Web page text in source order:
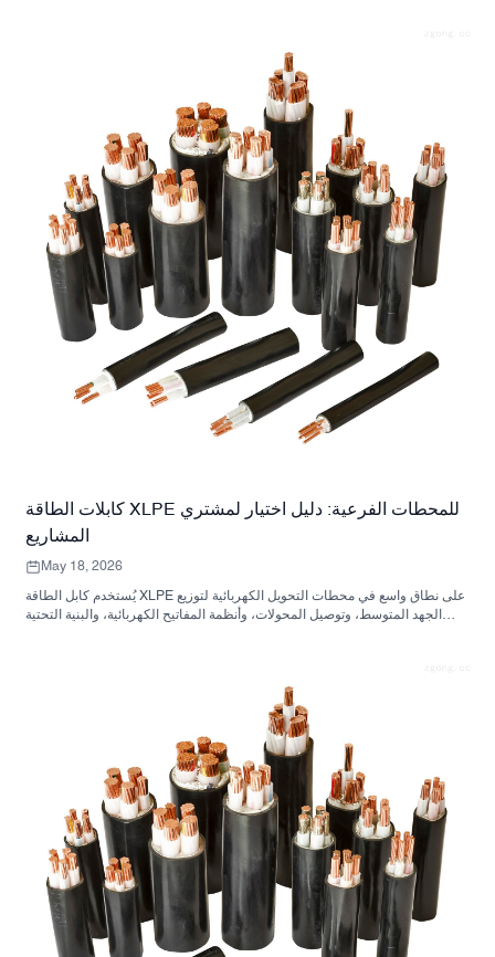
كابلات الطاقة XLPE للمحطات الفرعية: دليل اختيار لمشتري
المشاريع
May 18, 2026
يُستخدم كابل الطاقة XLPE على نطاق واسع في محطات التحويل الكهربائية لتوزيع
الجهد المتوسط، وتوصيل المحولات، وأنظمة المفاتيح الكهربائية، والبنية التحتية